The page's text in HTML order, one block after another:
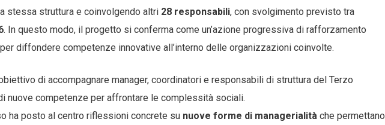
stessa struttura e coinvolgendo altri 28 responsabili, con svolgimento previsto tra
. In questo modo, il progetto si conferma come un’azione progressiva di rafforzamento
diffondere competenze innovative all’interno delle organizzazioni coinvolte.
di accompagnare manager, coordinatori e responsabili di struttura del Terzo
nuove competenze per affrontare le complessità sociali.
ha posto al centro riflessioni concrete su nuove forme di managerialità che permettano